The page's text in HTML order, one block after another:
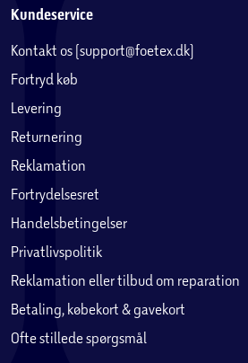
Kundeservice
Kontakt os (support@foetex.dk)
Fortryd køb
Levering
Returnering
Reklamation
Fortrydelsesret
Handelsbetingelser
Privatlivspolitik
Reklamation eller tilbud om reparation
Betaling, købekort & gavekort
Ofte stillede spørgsmål